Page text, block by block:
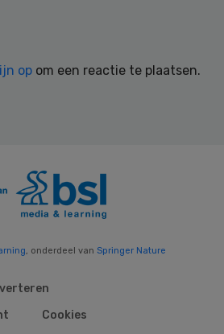
op om een reactie te plaatsen.
, onderdeel van Springer Nature
Cookies